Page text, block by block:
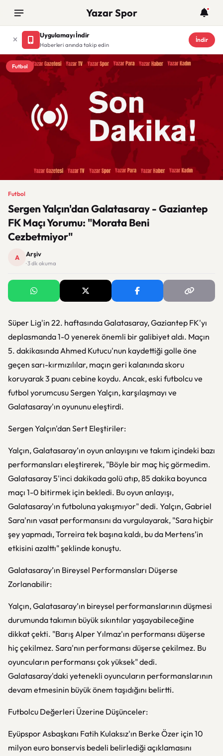
Yazar Spor
Uygulamayı İndir
Haberleri anında takip edin
İndir
Futbol
Futbol
Sergen Yalçın'dan Galatasaray - Gaziantep
FK Maçı Yorumu: "Morata Beni
Cezbetmiyor"
A Arşiv
· 3 dk okuma
Süper Lig'in 22. haftasında Galatasaray, Gaziantep FK'yı
deplasmanda 1-0 yenerek önemli bir galibiyet aldı. Maçın
5. dakikasında Ahmed Kutucu'nun kaydettiği golle öne
geçen sarı-kırmızılılar, maçın geri kalanında skoru
koruyarak 3 puanı cebine koydu. Ancak, eski futbolcu ve
futbol yorumcusu Sergen Yalçın, karşılaşmayı ve
Galatasaray'ın oyununu eleştirdi.
Sergen Yalçın'dan Sert Eleştiriler:
Yalçın, Galatasaray’ın oyun anlayışını ve takım içindeki bazı
performansları eleştirerek, "Böyle bir maç hiç görmedim.
Galatasaray 5'inci dakikada golü atıp, 85 dakika boyunca
maçı 1-0 bitirmek için bekledi. Bu oyun anlayışı,
Galatasaray'ın futboluna yakışmıyor" dedi. Yalçın, Gabriel
Sara'nın vasat performansını da vurgulayarak, "Sara hiçbir
şey yapmadı, Torreira tek başına kaldı, bu da Mertens’in
etkisini azalttı" şeklinde konuştu.
Galatasaray’ın Bireysel Performansları Düşerse
Zorlanabilir:
Yalçın, Galatasaray’ın bireysel performanslarının düşmesi
durumunda takımın büyük sıkıntılar yaşayabileceğine
dikkat çekti. "Barış Alper Yılmaz'ın performansı düşerse
hiç çekilmez. Sara'nın performansı düşerse çekilmez. Bu
oyuncuların performansı çok yüksek" dedi.
Galatasaray'daki yetenekli oyuncuların performanslarının
devam etmesinin büyük önem taşıdığını belirtti.
Futbolcu Değerleri Üzerine Düşünceler:
Eyüpspor Asbaşkanı Fatih Kulaksız'ın Berke Özer için 10
milyon euro bonservis bedeli belirlediği açıklamasını